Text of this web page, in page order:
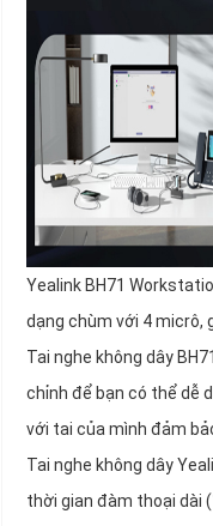
Yealink BH71
dạng chùm với 4 micrô,
Tai nghe không dây
chỉnh để bạn có thể dễ
với tai của mình đảm
Tai nghe không dây
thời gian đàm thoại dài